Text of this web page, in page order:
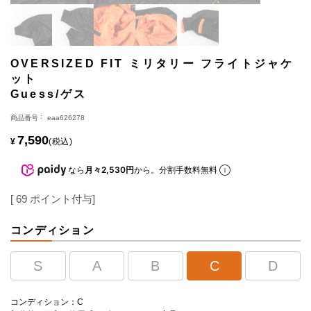
OVERSIZED FIT ミリタリー フライトジャケ
ット
Guess/ゲス
商品番号 eaa626278
¥ 7,590 税込
なら 月々2,530円から。分割手数料無料
[ 69 ポイント付与]
コンディション
S A B C D
コンディション：C